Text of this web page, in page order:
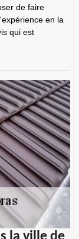
de faire
en la
qui est